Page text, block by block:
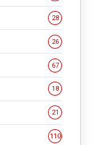
28
26
67
18
21
110